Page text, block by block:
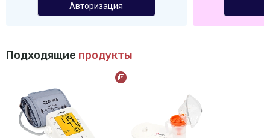
Авторизация
Подходящие продукты